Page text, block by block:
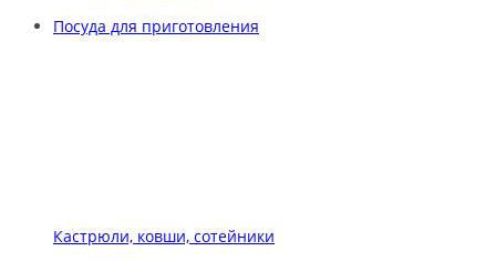
Посуда для приготовления
Кастрюли, ковши, сотейники